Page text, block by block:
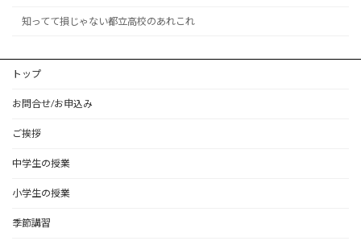
知ってて損じゃない都立高校のあれこれ
トップ
お問合せ/お申込み
ご挨拶
中学生の授業
小学生の授業
季節講習